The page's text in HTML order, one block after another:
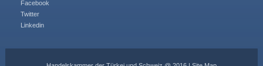
Facebook
Twitter
Linkedin